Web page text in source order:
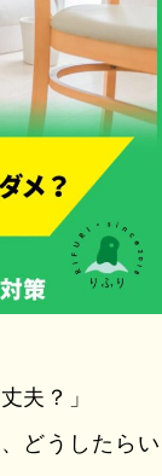
夫？」
どうしたらい